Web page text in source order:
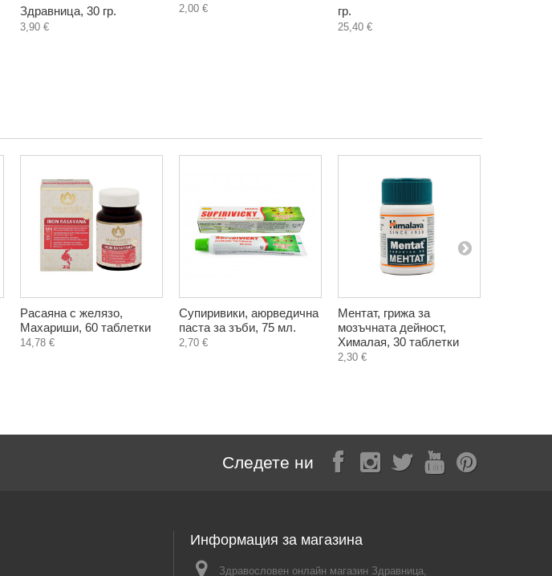
Здравница, 30 гр.
3,90 €
2,00 €
гр.
25,40 €
Расаяна с желязо,
Махариши, 60 таблетки
14,78 €
Супиривики, аюрведична
паста за зъби, 75 мл.
2,70 €
Ментат, грижа за
мозъчната дейност,
Хималая, 30 таблетки
2,30 €
Следете ни
Информация за магазина
Здравословен онлайн магазин Здравница,